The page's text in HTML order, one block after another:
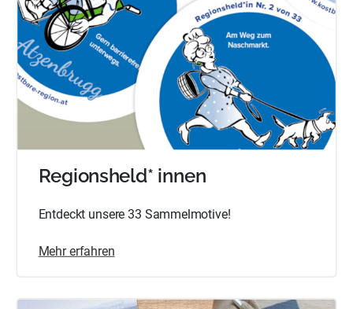
Regionsheld* innen
Entdeckt unsere 33 Sammelmotive!
Mehr erfahren